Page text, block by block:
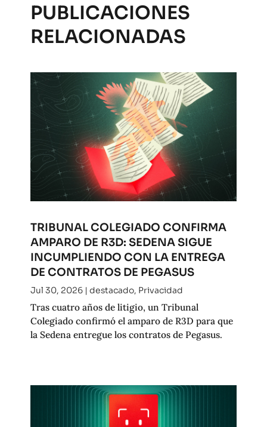
PUBLICACIONES
RELACIONADAS
TRIBUNAL COLEGIADO CONFIRMA
AMPARO DE R3D: SEDENA SIGUE
INCUMPLIENDO CON LA ENTREGA
DE CONTRATOS DE PEGASUS
Jul 30, 2026| destacado, Privacidad
Tras cuatro años de litigio, un Tribunal
Colegiado confirmó el amparo de R3D para que
la Sedena entregue los contratos de Pegasus.